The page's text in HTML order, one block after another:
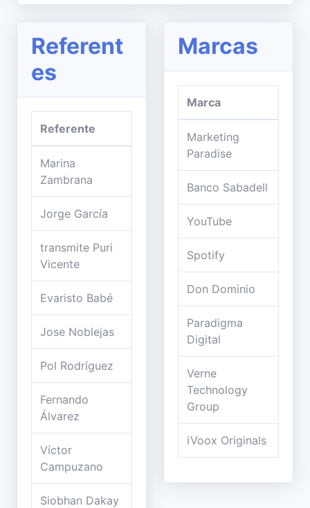
Referent
es
Referente
Marina
Zambrana
Jorge García
transmite Puri
Vicente
Evaristo Babé
Jose Noblejas
Pol Rodríguez
Fernando
Álvarez
Víctor
Campuzano
Siobhan Dakay
Marcas
Marca
Marketing
Paradise
Banco Sabadell
YouTube
Spotify
Don Dominio
Paradigma
Digital
Verne
Technology
Group
iVoox Originals